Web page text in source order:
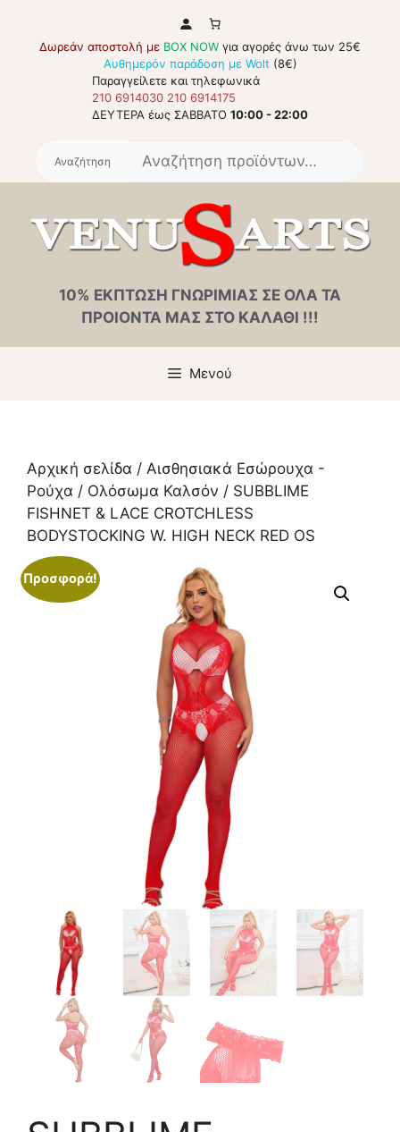
περιεχόμενο
Δωρεάν αποστολή με BOX NOW για αγορές άνω των 25€
Αυθημερόν παράδοση με Wolt (8€)
Παραγγείλετε και τηλεφωνικά
210 6914030 210 6914175
ΔΕΥΤΕΡΑ έως ΣΑΒΒΑΤΟ 10:00 - 22:00
10% ΕΚΠΤΩΣΗ ΓΝΩΡΙΜΙΑΣ ΣΕ ΟΛΑ ΤΑ
ΠΡΟΙΟΝΤΑ ΜΑΣ ΣΤΟ ΚΑΛΑΘΙ !!!
Μενού
Αρχική σελίδα / Αισθησιακά Εσώρουχα -
Ρούχα / Ολόσωμα Καλσόν / SUBBLIME
FISHNET & LACE CROTCHLESS
BODYSTOCKING W. HIGH NECK RED OS
Προσφορά!